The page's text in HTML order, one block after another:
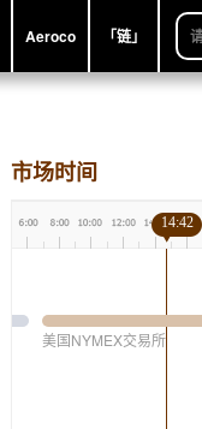
Aeroco 「链」
市场时间
美国NYMEX交易所
14:42